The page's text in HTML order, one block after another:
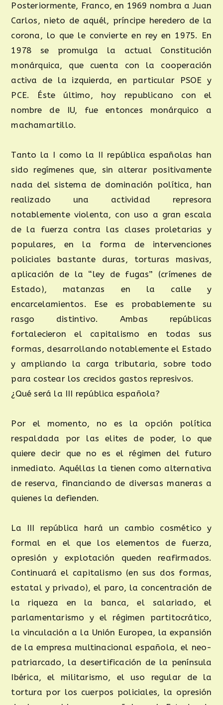
Posteriormente, Franco, en 1969 nombra a Juan
Carlos, nieto de aquél, príncipe heredero de la
corona, lo que le convierte en rey en 1975. En
1978 se promulga la actual Constitución
monárquica, que cuenta con la cooperación
activa de la izquierda, en particular PSOE y
PCE. Éste último, hoy republicano con el
nombre de IU, fue entonces monárquico a
machamartillo.
Tanto la I como la II república españolas han
sido regímenes que, sin alterar positivamente
nada del sistema de dominación política, han
realizado una actividad represora
notablemente violenta, con uso a gran escala
de la fuerza contra las clases proletarias y
populares, en la forma de intervenciones
policiales bastante duras, torturas masivas,
aplicación de la “ley de fugas” (crímenes de
Estado), matanzas en la calle y
encarcelamientos. Ese es probablemente su
rasgo distintivo. Ambas repúblicas
fortalecieron el capitalismo en todas sus
formas, desarrollando notablemente el Estado
y ampliando la carga tributaria, sobre todo
para costear los crecidos gastos represivos.
¿Qué será la III república española?
Por el momento, no es la opción política
respaldada por las elites de poder, lo que
quiere decir que no es el régimen del futuro
inmediato. Aquéllas la tienen como alternativa
de reserva, financiando de diversas maneras a
quienes la defienden.
La III república hará un cambio cosmético y
formal en el que los elementos de fuerza,
opresión y explotación queden reafirmados.
Continuará el capitalismo (en sus dos formas,
estatal y privado), el paro, la concentración de
la riqueza en la banca, el salariado, el
parlamentarismo y el régimen partitocrático,
la vinculación a la Unión Europea, la expansión
de la empresa multinacional española, el neo-
patriarcado, la desertificación de la península
Ibérica, el militarismo, el uso regular de la
tortura por los cuerpos policiales, la opresión